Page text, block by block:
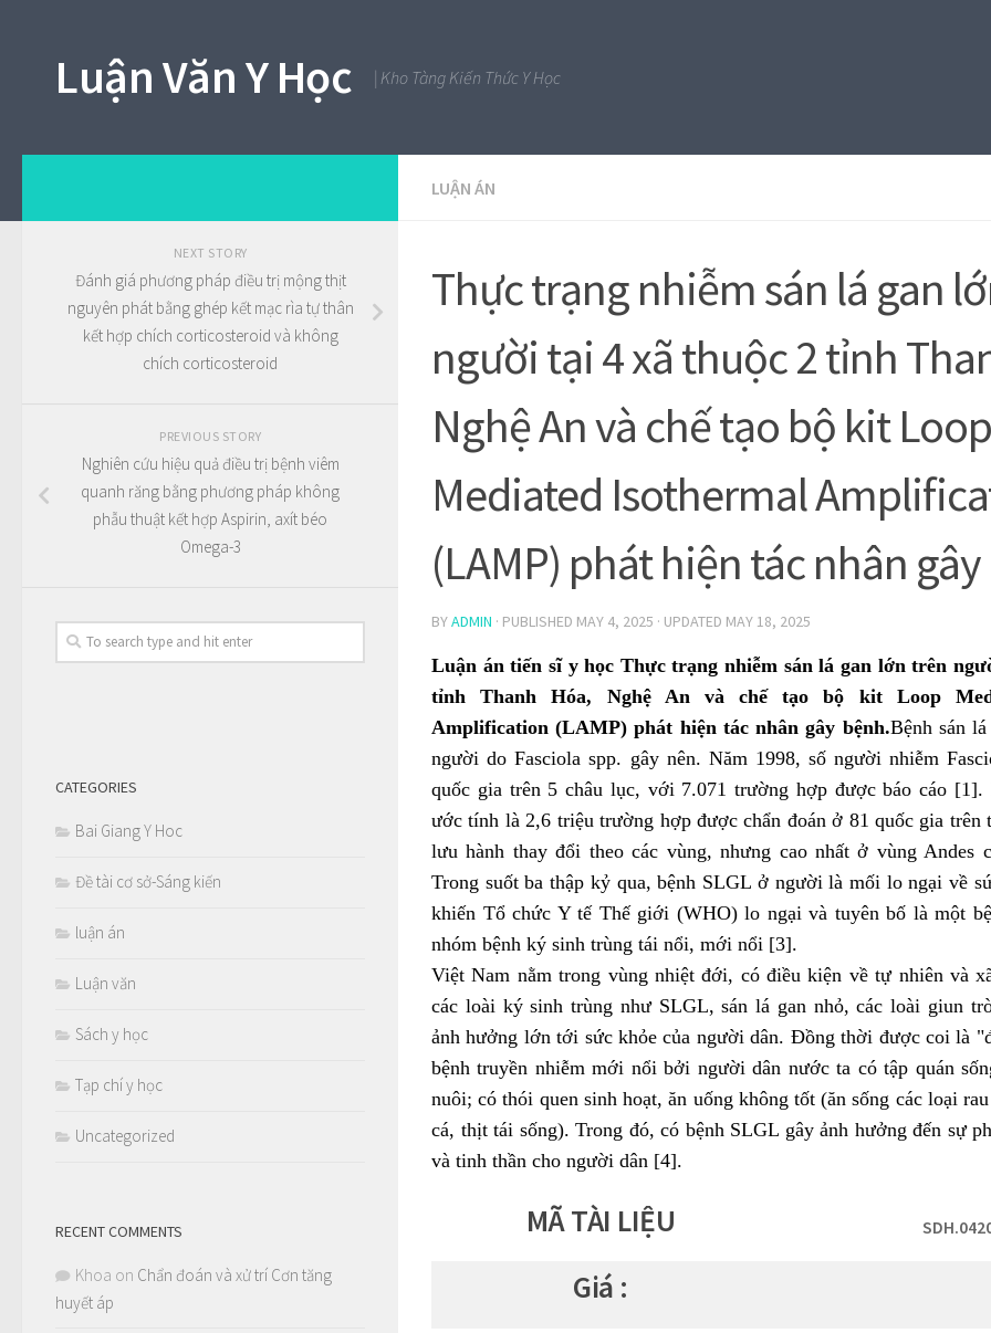
Luận Văn Y Học | Kho Tàng Kiến Thức Y Học
LUẬN ÁN
Thực trạng nhiễm sán lá gan
người tại 4 xã thuộc 2 tỉnh
Nghệ An và chế tạo bộ kit Loop
Mediated Isothermal
(LAMP) phát hiện tác nhân
BYADMIN · PUBLISHED MAY 4, 2025 · UPDATED MAY 18, 2025
Luận án tiến sĩ y học Thực trạng nhiễm sán lá gan lớn trên
tỉnh Thanh Hóa, Nghệ An và chế tạo bộ kit Loop
Amplification (LAMP) phát hiện tác nhân gây bệnh.Bệnh sán
người do Fasciola spp. gây nên. Năm 1998, số người nhiễm
quốc gia trên 5 châu lục, với 7.071 trường hợp được báo cáo [1].
ước tính là 2,6 triệu trường hợp được chẩn đoán ở 81 quốc gia
lưu hành thay đổi theo các vùng, nhưng cao nhất ở vùng Andes
Trong suốt ba thập kỷ qua, bệnh SLGL ở người là mối lo ngại về
khiến Tổ chức Y tế Thế giới (WHO) lo ngại và tuyên bố là một
nhóm bệnh ký sinh trùng tái nổi, mới nổi [3].
Việt Nam nằm trong vùng nhiệt đới, có điều kiện về tự nhiên và
các loài ký sinh trùng như SLGL, sán lá gan nhỏ, các loài giun
ảnh hưởng lớn tới sức khỏe của người dân. Đồng thời được coi là
bệnh truyền nhiễm mới nổi bởi người dân nước ta có tập quán
nuôi; có thói quen sinh hoạt, ăn uống không tốt (ăn sống các loại
cá, thịt tái sống). Trong đó, có bệnh SLGL gây ảnh hưởng đến sự
và tinh thần cho người dân [4].
MÃ TÀI LIỆU
Giá :
NEXT STORY
Đánh giá phương pháp điều trị mộng thịt
nguyên phát bằng ghép kết mạc rìa tự thân
kết hợp chích corticosteroid và không
chích corticosteroid
PREVIOUS STORY
Nghiên cứu hiệu quả điều trị bệnh viêm
quanh răng bằng phương pháp không
phẫu thuật kết hợp Aspirin, axít béo
Omega-3
CATEGORIES
Bai Giang Y Hoc
Đề tài cơ sở-Sáng kiến
luận án
Luận văn
Sách y học
Tạp chí y học
Uncategorized
RECENT COMMENTS
Khoa on Chẩn đoán và xử trí Cơn tăng
huyết áp